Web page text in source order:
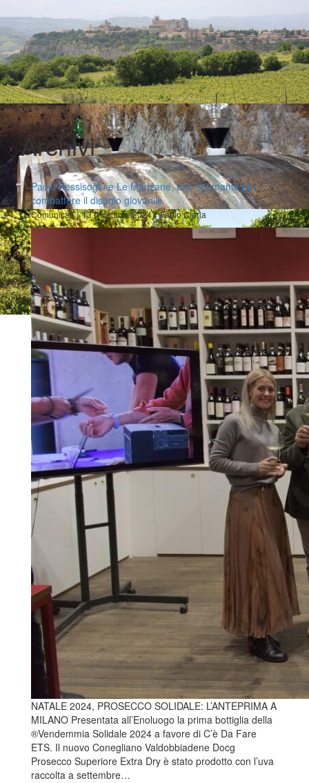
Archivi
Paolo Kessisoglu e Le Manzane, uno spumante per
combattere il disagio giovanile
Comunicati|13 Dicembre 2024|Fabio Ciarla
NATALE 2024, PROSECCO SOLIDALE: L’ANTEPRIMA A
MILANO Presentata all’Enoluogo la prima bottiglia della
®Vendemmia Solidale 2024 a favore di C’è Da Fare
ETS. Il nuovo Conegliano Valdobbiadene Docg
Prosecco Superiore Extra Dry è stato prodotto con l’uva
raccolta a settembre…